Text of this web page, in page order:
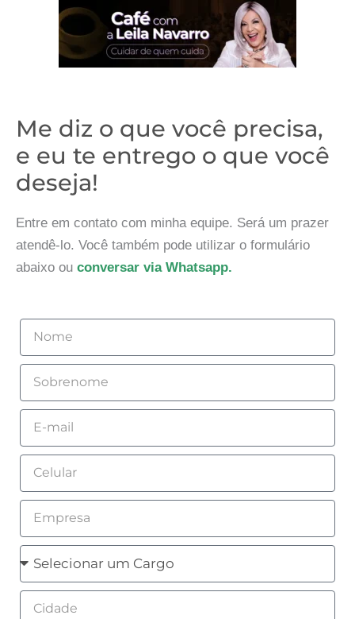
Me diz o que você precisa,
e eu te entrego o que você
deseja!
Entre em contato com minha equipe. Será um prazer
atendê-lo. Você também pode utilizar o formulário
abaixo ou conversar via Whatsapp.
Nome
Sobrenome
Email
Celular
Empresa
Cargo
Cidade